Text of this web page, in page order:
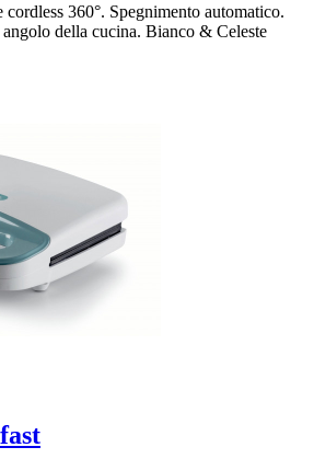
360°. Spegnimento automatico.
della cucina. Bianco & Celeste